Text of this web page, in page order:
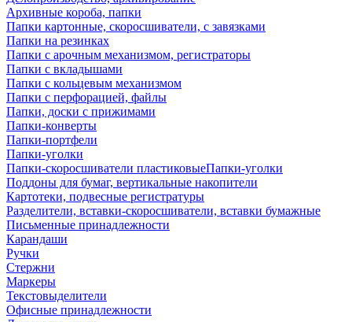
Архивные короба, папки
Папки картонные, скоросшиватели, с завязками
Папки на резинках
Папки с арочным механизмом, регистраторы
Папки с вкладышами
Папки с кольцевым механизмом
Папки с перфорацией, файлы
Папки, доски с прижимами
Папки-конверты
Папки-портфели
Папки-уголки
Папки-скоросшиватели пластиковыеПапки-уголки
Поддоны для бумаг, вертикальные накопители
Картотеки, подвесные регистратуры
Разделители, вставки-скоросшиватели, вставки бумажные
Письменные принадлежности
Карандаши
Ручки
Стержни
Маркеры
Текстовыделители
Офисные принадлежности